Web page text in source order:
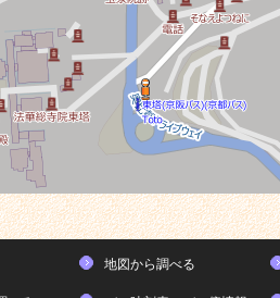
地図から調べる